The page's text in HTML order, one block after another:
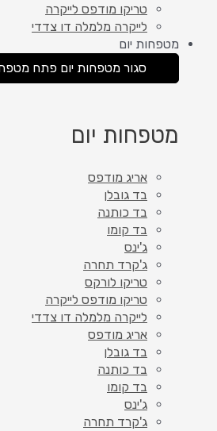
טריקו מודפס לייקרה
לייקרה מלמלה דו צדדי
מטפחות יום
סגור מטפחות יום פתח מטפחות יום
מטפחות יום
אריג מודפס
בד גובלן
בד כותנה
בד קומו
ג'ינס
ג'קרד תחרה
טריקו לורקס
טריקו מודפס לייקרה
לייקרה מלמלה דו צדדי
אריג מודפס
בד גובלן
בד כותנה
בד קומו
ג'ינס
ג'קרד תחרה